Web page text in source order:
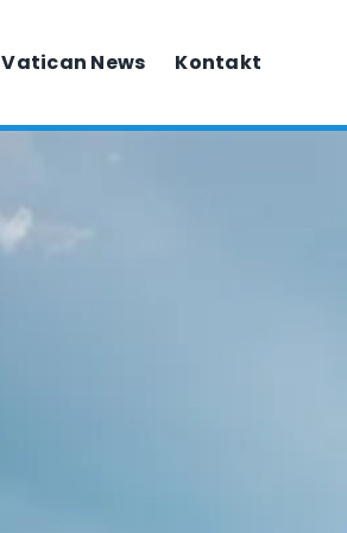
Vatican News Kontakt